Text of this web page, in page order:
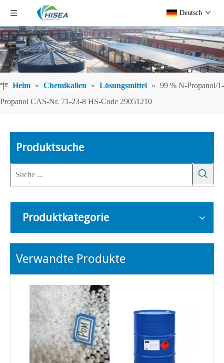
Deutsch
Heim » Chemikalien » Lösungsmittel » 99 % N-Propanol/1-
Propanol CAS-Nr. 71-23-8 HS-Code 29051210
Produktsuche
Produktkategorie
Verwandte Produkte